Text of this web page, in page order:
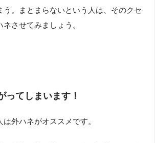
。まとまらないという人は、そのクセ
させてみましょう。
ってしまいます！
外ハネがオススメです。